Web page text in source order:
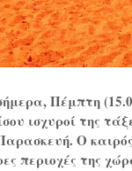
Πέμπτη
ισχυροί της
Ο
περιοχές της